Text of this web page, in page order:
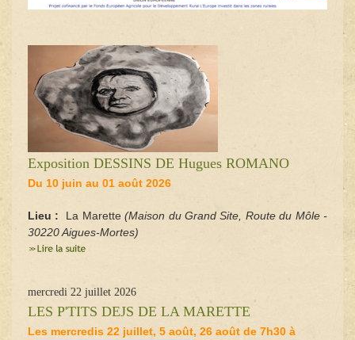
Exposition DESSINS DE Hugues ROMANO
Du 10 juin au 01 août 2026
Lieu : La Marette(Maison du Grand Site, Route du Môle -
30220 Aigues-Mortes)
mercredi 22 juillet 2026
LES P'TITS DEJS DE LA MARETTE
Les mercredis 22 juillet, 5 août, 26 août de 7h30 à